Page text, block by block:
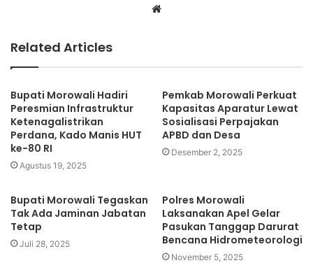
Website
Related Articles
Bupati Morowali Hadiri
Peresmian Infrastruktur
Ketenagalistrikan
Perdana, Kado Manis HUT
ke-80 RI
Agustus 19, 2025
Pemkab Morowali Perkuat
Kapasitas Aparatur Lewat
Sosialisasi Perpajakan
APBD dan Desa
Desember 2, 2025
Bupati Morowali Tegaskan
Tak Ada Jaminan Jabatan
Tetap
Juli 28, 2025
Polres Morowali
Laksanakan Apel Gelar
Pasukan Tanggap Darurat
Bencana Hidrometeorologi
November 5, 2025